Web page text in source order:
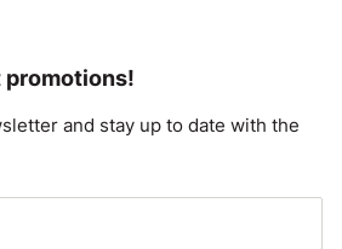
promotions!
and stay up to date with the